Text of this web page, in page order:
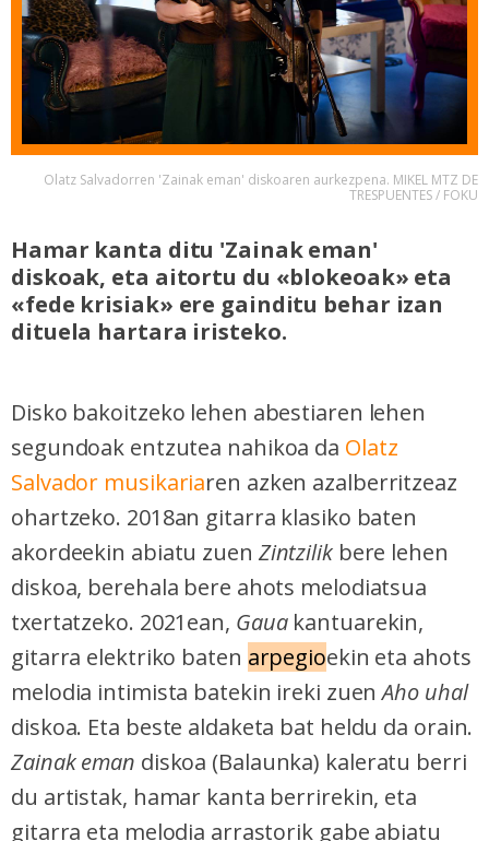
Olatz Salvadorren 'Zainak eman' diskoaren aurkezpena. MIKEL MTZ DE
TRESPUENTES / FOKU
Hamar kanta ditu 'Zainak eman'
diskoak, eta aitortu du «blokeoak» eta
«fede krisiak» ere gainditu behar izan
dituela hartara iristeko.
Disko bakoitzeko lehen abestiaren lehen
segundoak entzutea nahikoa da Olatz
Salvador musikariaren azken azalberritzeaz
ohartzeko. 2018an gitarra klasiko baten
akordeekin abiatu zuen Zintzilikbere lehen
diskoa, berehala bere ahots melodiatsua
txertatzeko. 2021ean, Gauakantuarekin,
gitarra elektriko baten arpegioekin eta ahots
melodia intimista batekin ireki zuenAho uhal
diskoa. Eta beste aldaketa bat heldu da orain.
Zainak eman diskoa (Balaunka) kaleratu berri
du artistak, hamar kanta berrirekin, eta
gitarra eta melodia arrastorik gabe abiatu